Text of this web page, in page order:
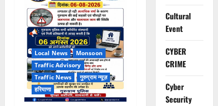
Local News
Monsoon
Traffic Advisory
Traffic News
गुरुग्राम न्यूज़
हरियाणा
Cultural
Event
CYBER
CRIME
Cyber
Security